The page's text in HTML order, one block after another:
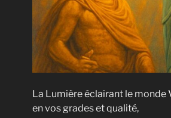
La Lumière éclairant le monde
en vos grades et qualité,